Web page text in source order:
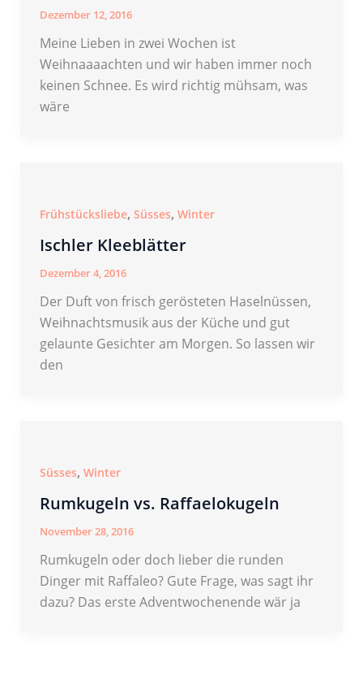
Dezember 12, 2016
Meine Lieben in zwei Wochen ist
Weihnaaaachten und wir haben immer noch
keinen Schnee. Es wird richtig mühsam, was
wäre
Frühstücksliebe, Süsses, Winter
Ischler Kleeblätter
Dezember 4, 2016
Der Duft von frisch gerösteten Haselnüssen,
Weihnachtsmusik aus der Küche und gut
gelaunte Gesichter am Morgen. So lassen wir
den
Süsses, Winter
Rumkugeln vs. Raffaelokugeln
November 28, 2016
Rumkugeln oder doch lieber die runden
Dinger mit Raffaleo? Gute Frage, was sagt ihr
dazu? Das erste Adventwochenende wär ja